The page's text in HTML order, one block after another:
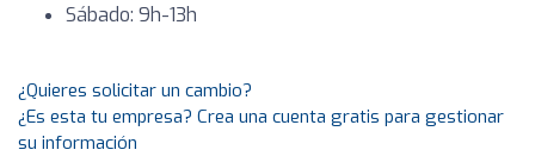
Sábado: 9h-13h
¿Quieres solicitar un cambio?
¿Es esta tu empresa? Crea una cuenta gratis para gestionar
su información